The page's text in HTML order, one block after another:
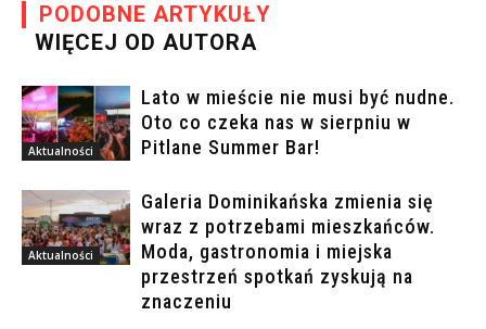
PODOBNE ARTYKUŁY
WIĘCEJ OD AUTORA
Aktualności
Lato w mieście nie musi być nudne.
Oto co czeka nas w sierpniu w
Pitlane Summer Bar!
Aktualności
Galeria Dominikańska zmienia się
wraz z potrzebami mieszkańców.
Moda, gastronomia i miejska
przestrzeń spotkań zyskują na
znaczeniu